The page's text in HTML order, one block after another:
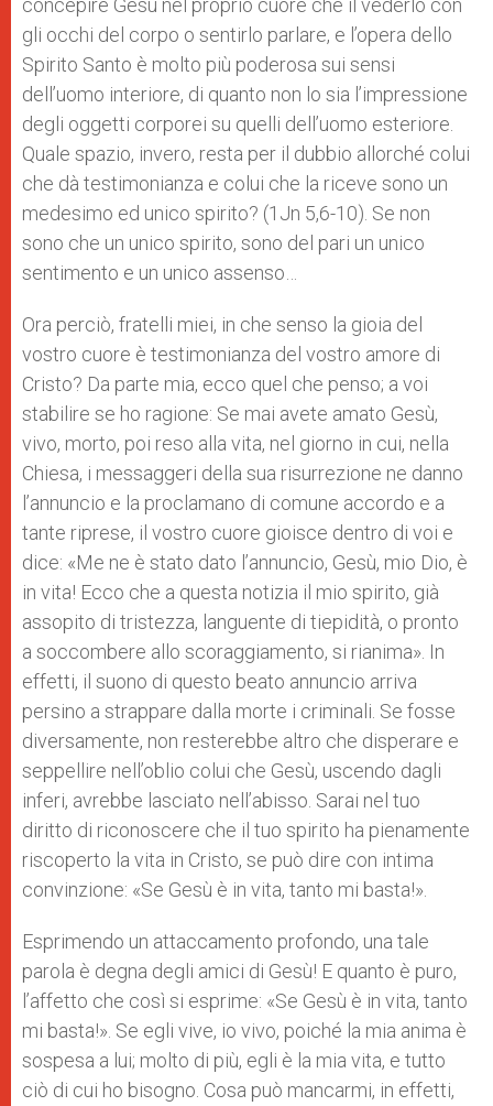
gli occhi del corpo o sentirlo parlare, e l’opera dello
Spirito Santo è molto più poderosa sui sensi
dell’uomo interiore, di quanto non lo sia l’impressione
degli oggetti corporei su quelli dell’uomo esteriore.
Quale spazio, invero, resta per il dubbio allorché colui
che dà testimonianza e colui che la riceve sono un
medesimo ed unico spirito? (1Jn 5,6-10). Se non
sono che un unico spirito, sono del pari un unico
sentimento e un unico assenso…
Ora perciò, fratelli miei, in che senso la gioia del
vostro cuore è testimonianza del vostro amore di
Cristo? Da parte mia, ecco quel che penso; a voi
stabilire se ho ragione: Se mai avete amato Gesù,
vivo, morto, poi reso alla vita, nel giorno in cui, nella
Chiesa, i messaggeri della sua risurrezione ne danno
l’annuncio e la proclamano di comune accordo e a
tante riprese, il vostro cuore gioisce dentro di voi e
dice: «Me ne è stato dato l’annuncio, Gesù, mio Dio, è
in vita! Ecco che a questa notizia il mio spirito, già
assopito di tristezza, languente di tiepidità, o pronto
a soccombere allo scoraggiamento, si rianima». In
effetti, il suono di questo beato annuncio arriva
persino a strappare dalla morte i criminali. Se fosse
diversamente, non resterebbe altro che disperare e
seppellire nell’oblio colui che Gesù, uscendo dagli
inferi, avrebbe lasciato nell’abisso. Sarai nel tuo
diritto di riconoscere che il tuo spirito ha pienamente
riscoperto la vita in Cristo, se può dire con intima
convinzione: «Se Gesù è in vita, tanto mi basta!».
Esprimendo un attaccamento profondo, una tale
parola è degna degli amici di Gesù! E quanto è puro,
l’affetto che così si esprime: «Se Gesù è in vita, tanto
mi basta!». Se egli vive, io vivo, poiché la mia anima è
sospesa a lui; molto di più, egli è la mia vita, e tutto
ciò di cui ho bisogno. Cosa può mancarmi, in effetti,